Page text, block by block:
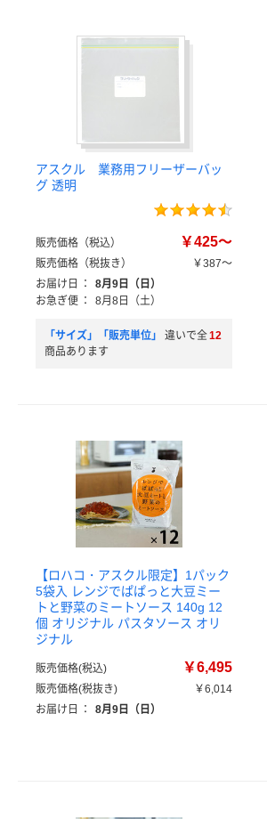
アスクル 業務用フリーザーバッ
グ 透明
販売価格（税込） ￥425～
販売価格（税抜き）
￥387～
お届け日
：
8月9日（日）
お急ぎ便 ： 8月8日（土）
「サイズ」「販売単位」 違いで全12
商品あります
【ロハコ・アスクル限定】1パック
5袋入 レンジでぱぱっと大豆ミー
トと野菜のミートソース 140g 12
個 オリジナル パスタソース オリ
ジナル
販売価格(税込) ￥6,495
販売価格(税抜き)
￥6,014
お届け日
： 8月9日（日）